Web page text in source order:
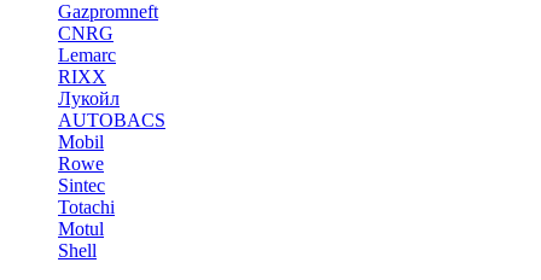
Gazpromneft
CNRG
Lemarc
RIXX
Лукойл
AUTOBACS
Mobil
Rowe
Sintec
Totachi
Motul
Shell